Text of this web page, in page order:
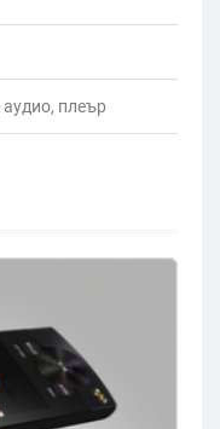
аудио, плеър